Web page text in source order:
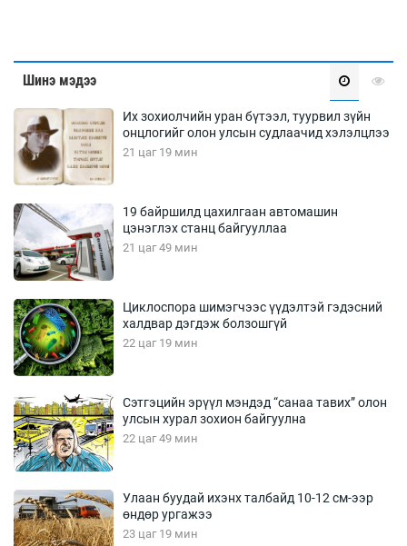
Шинэ мэдээ
Их зохиолчийн уран бүтээл, туурвил зүйн
онцлогийг олон улсын судлаачид хэлэлцлээ
21 цаг 19 мин
19 байршилд цахилгаан автомашин
цэнэглэх станц байгууллаа
21 цаг 49 мин
Циклоспора шимэгчээс үүдэлтэй гэдэсний
халдвар дэгдэж болзошгүй
22 цаг 19 мин
Сэтгэцийн эрүүл мэндэд “санаа тавих” олон
улсын хурал зохион байгуулна
22 цаг 49 мин
Улаан буудай ихэнх талбайд 10-12 см-ээр
өндөр ургажээ
23 цаг 19 мин